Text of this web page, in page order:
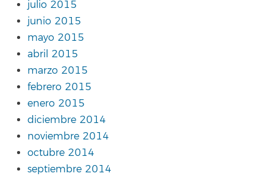
julio 2015
junio 2015
mayo 2015
abril 2015
marzo 2015
febrero 2015
enero 2015
diciembre 2014
noviembre 2014
octubre 2014
septiembre 2014